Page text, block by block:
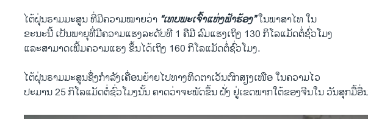
ໄຕ້ຝຸ່ນຣາມມະ​ສູນ ທີ່ມີຄວາມ​ໝາຍ​ວ່າ “ເທບພະ​ເຈົ້າແຫ່ງຟ້າຮ້ອງ”ໃນ​ພາສາ​ໄທ ໃນ​
ຂະນະ​ນີ້ ​ເປັນ​ພາຍຸທີ່ມີຄວາມ​ແຮງລະດັບ​ທີ 1 ຄືມີ ລົມແຮງ​ເຖິງ 130 ກິ​ໂລ​ແມັດ​ຕໍ່​ຊົ່ວ​ໂມງ
​ແລະ​ສາມາດ​ເພີ້​ມຄວາມ​ແຮງ ຂຶ້ນໄດ້ເຖິງ 160 ກິ​ໂລ​ແມັດ​ຕໍ່​ຊົ່ວ​ໂມ​ງ.
ໄຕ້​ຝຸ່ນຣາມມະສູນຊຶ່ງກຳລັງ​ເຄື່ອນຍ້າຍໄປ​ທາງ​ທິດຕາ​ເວັນ​ຕົກ​ສຽງ​ເໜືອ ​ໃນ​ຄວາມ​ໄວ​
ປະມານ 25 ກິ​ໂລ​ແມັດຕໍ່ຊົ່ວ​ໂມງນັ້ນ ຄາດ​ວ່າ​ຈະ​ພັດ​ຂຶ້ນ ຝັ່ງ ຢູ່​ເຂດ​ພາກ​ໃຕ້​ຂອງ​ຈີນໃນ ວັນ​ສຸກ​ມື້​ອື່